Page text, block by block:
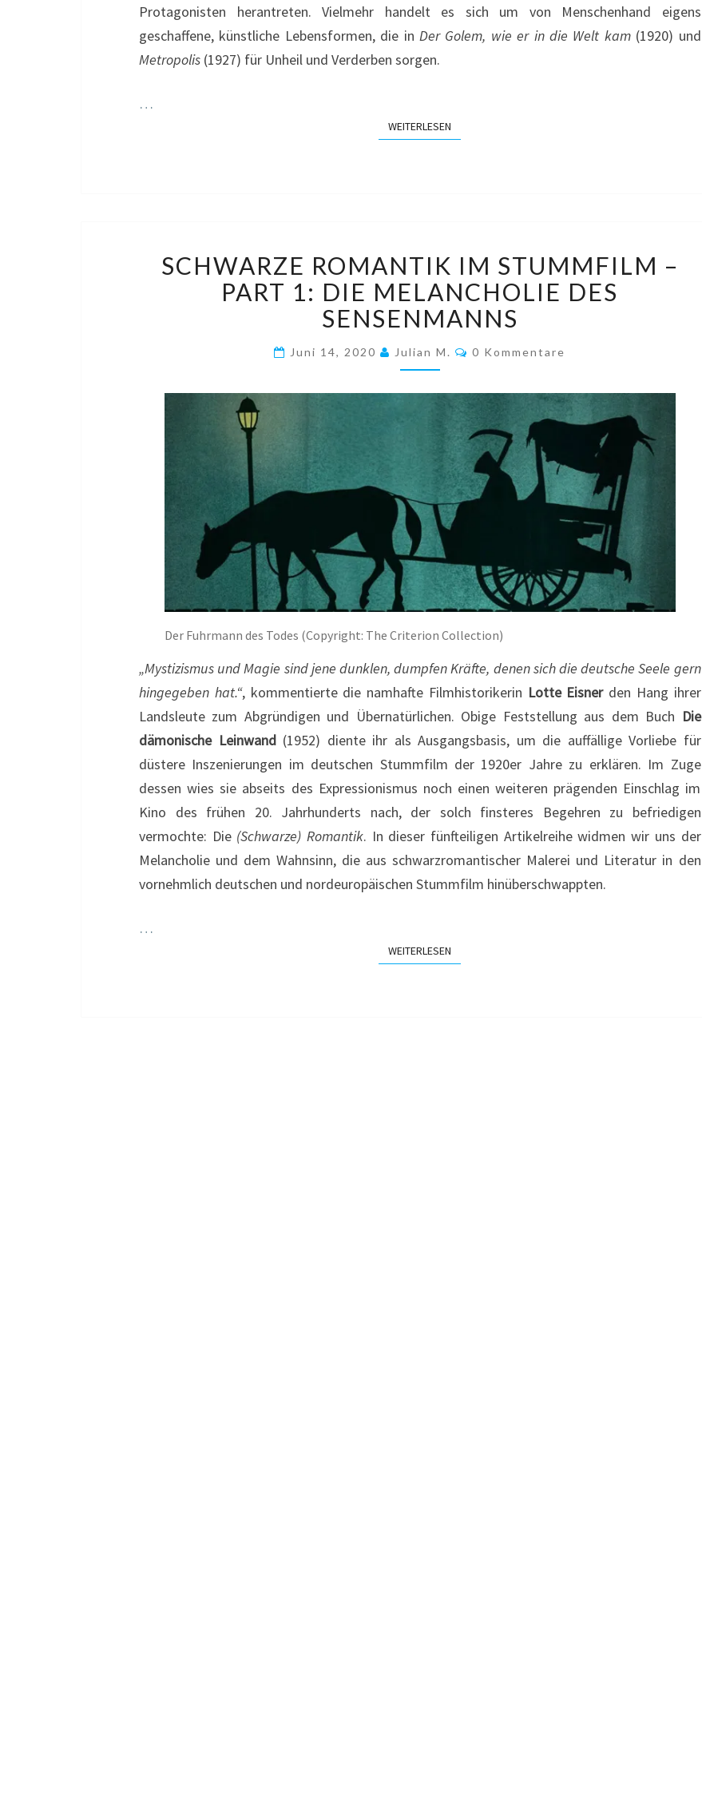
Protagonisten herantreten. Vielmehr handelt es sich um von Menschenhand eigens
geschaffene, künstliche Lebensformen, die in Der Golem, wie er in die Welt kam(1920) und
Metropolis (1927) für Unheil und Verderben sorgen.
…
WEITERLESEN
ROMANTIK
IM
STUMMFILM
–
PART
1:
MELANCHOLIE
DES
SENSENMANNS
SCHWARZE ROMANTIK IM STUMMFILM –
PART 1: DIE MELANCHOLIE DES
SENSENMANNS
Juni 14, 2020 Julian M. Kommentare
0 Kommentare
Der Fuhrmann des Todes (Copyright: The Criterion Collection)
„Mystizismus und Magie sind jene dunklen, dumpfen Kräfte, denen sich die deutsche Seele gern
hingegeben hat.“, kommentierte die namhafte Filmhistorikerin Lotte Eisnerden Hang ihrer
Landsleute zum Abgründigen und Übernatürlichen. Obige Feststellung aus dem Buch Die
dämonische Leinwand(1952) diente ihr als Ausgangsbasis, um die auffällige Vorliebe für
düstere Inszenierungen im deutschen Stummfilm der 1920er Jahre zu erklären. Im Zuge
dessen wies sie abseits des Expressionismus noch einen weiteren prägenden Einschlag im
Kino des frühen 20. Jahrhunderts nach, der solch finsteres Begehren zu befriedigen
vermochte: Die (Schwarze) Romantik. In dieser fünfteiligen Artikelreihe widmen wir uns der
Melancholie und dem Wahnsinn, die aus schwarzromantischer Malerei und Literatur in den
vornehmlich deutschen und nordeuropäischen Stummfilm hinüberschwappten.
…
WEITERLESEN